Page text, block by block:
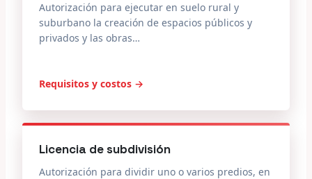
Autorización para ejecutar en suelo rural y
suburbano la creación de espacios públicos y
privados y las obras…
Requisitos y costos →
Licencia de subdivisión
Autorización para dividir uno o varios predios, en